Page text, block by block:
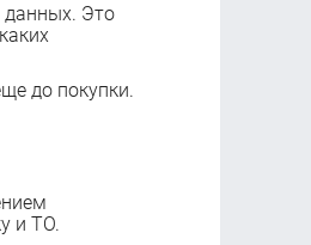
данных. Это
до покупки.
и ТО.